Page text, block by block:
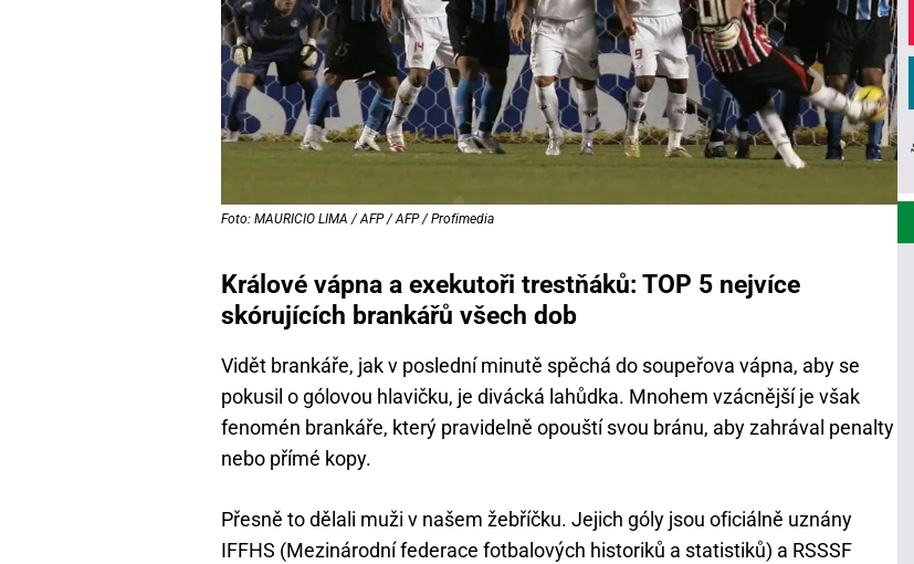
Foto: MAURICIO LIMA / AFP / AFP / Profimedia
Králové vápna a exekutoři trestňáků: TOP 5 nejvíce
skórujících brankářů všech dob
Vidět brankáře, jak v poslední minutě spěchá do soupeřova vápna, aby se
pokusil o gólovou hlavičku, je divácká lahůdka. Mnohem vzácnější je však
fenomén brankáře, který pravidelně opouští svou bránu, aby zahrával penalty
nebo přímé kopy.
Přesně to dělali muži v našem žebříčku. Jejich góly jsou oficiálně uznány
IFFHS (Mezinárodní federace fotbalových historiků a statistiků) a RSSSF